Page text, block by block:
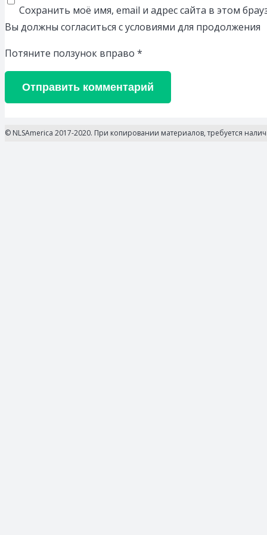
Сохранить моё имя, email и адрес сайта в этом
Вы должны согласиться с условиями для продолжения
Потяните ползунок вправо *
Отправить комментарий
© NLSAmerica 2017-2020. При копировании материалов, требуется